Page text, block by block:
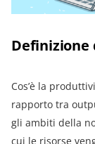
Cos’è la
rapporto tra
gli ambiti della
cui le risorse